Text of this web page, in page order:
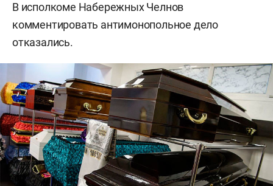
В исполкоме Набережных Челнов
комментировать антимонопольное дело
отказались.